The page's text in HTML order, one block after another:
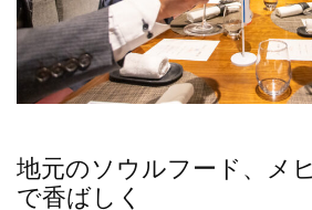
地元のソウルフード、メ
で香ばしく